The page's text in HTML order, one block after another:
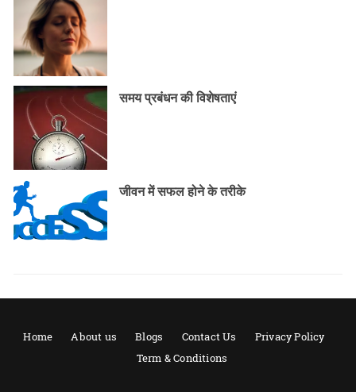
समय प्रबंधन की विशेषताएं
जीवन में सफल होने के तरीके
Home About us Blogs Contact Us
Privacy Policy
Term & Conditions